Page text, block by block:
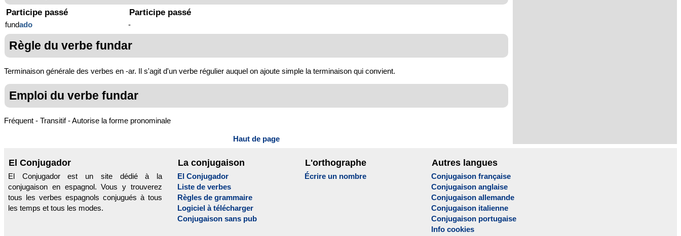
Participe passé
fundado
Participe passé
-
Règle du verbe fundar
Terminaison générale des verbes en -ar. Il s'agit d'un verbe régulier auquel on ajoute simple la terminaison qui convient.
Emploi du verbe fundar
Fréquent - Transitif - Autorise la forme pronominale
Haut de page
El Conjugador
El Conjugador est un site dédié à la
conjugaison en espagnol. Vous y trouverez
tous les verbes espagnols conjugués à tous
les temps et tous les modes.
La conjugaison
El Conjugador
Liste de verbes
Règles de grammaire
Logiciel à télécharger
Conjugaison sans pub
L'orthographe
Écrire un nombre
Autres langues
Conjugaison française
Conjugaison anglaise
Conjugaison allemande
Conjugaison italienne
Conjugaison portugaise
Info cookies